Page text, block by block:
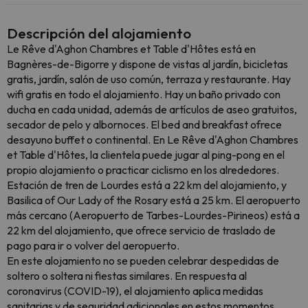
Descripción del alojamiento
Le Rêve d'Aghon Chambres et Table d'Hôtes está en
Bagnères-de-Bigorre y dispone de vistas al jardín, bicicletas
gratis, jardín, salón de uso común, terraza y restaurante. Hay
wifi gratis en todo el alojamiento. Hay un baño privado con
ducha en cada unidad, además de artículos de aseo gratuitos,
secador de pelo y albornoces. El bed and breakfast ofrece
desayuno buffet o continental. En Le Rêve d'Aghon Chambres
et Table d'Hôtes, la clientela puede jugar al ping-pong en el
propio alojamiento o practicar ciclismo en los alrededores.
Estación de tren de Lourdes está a 22 km del alojamiento, y
Basilica of Our Lady of the Rosary está a 25 km. El aeropuerto
más cercano (Aeropuerto de Tarbes-Lourdes-Pirineos) está a
22 km del alojamiento, que ofrece servicio de traslado de
pago para ir o volver del aeropuerto.
En este alojamiento no se pueden celebrar despedidas de
soltero o soltera ni fiestas similares. En respuesta al
coronavirus (COVID-19), el alojamiento aplica medidas